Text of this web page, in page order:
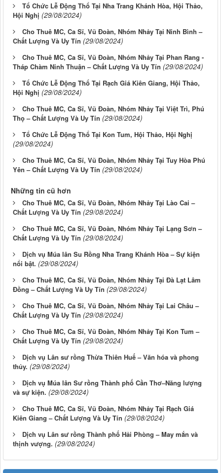
Tổ Chức Lễ Động Thổ Tại Nha Trang Khánh Hòa, Hội Thảo,
Hội Nghị (29/08/2024)
Cho Thuê MC, Ca Sĩ, Vũ Đoàn, Nhóm Nhảy Tại Ninh Bình –
Chất Lượng Và Uy Tín (29/08/2024)
Cho Thuê MC, Ca Sĩ, Vũ Đoàn, Nhóm Nhảy Tại Phan Rang -
Tháp Chàm Ninh Thuận – Chất Lượng Và Uy Tín (29/08/2024)
Tổ Chức Lễ Động Thổ Tại Rạch Giá Kiên Giang, Hội Thảo,
Hội Nghị (29/08/2024)
Cho Thuê MC, Ca Sĩ, Vũ Đoàn, Nhóm Nhảy Tại Việt Trì, Phú
Thọ – Chất Lượng Và Uy Tín (29/08/2024)
Tổ Chức Lễ Động Thổ Tại Kon Tum, Hội Thảo, Hội Nghị
(29/08/2024)
Cho Thuê MC, Ca Sĩ, Vũ Đoàn, Nhóm Nhảy Tại Tuy Hòa Phú
Yên – Chất Lượng Và Uy Tín (29/08/2024)
Những tin cũ hơn
Cho Thuê MC, Ca Sĩ, Vũ Đoàn, Nhóm Nhảy Tại Lào Cai –
Chất Lượng Và Uy Tín (29/08/2024)
Cho Thuê MC, Ca Sĩ, Vũ Đoàn, Nhóm Nhảy Tại Lạng Sơn –
Chất Lượng Và Uy Tín (29/08/2024)
Dịch vụ Múa lân Su Rồng Nha Trang Khánh Hòa – Sự kiện
nổi bật. (29/08/2024)
Cho Thuê MC, Ca Sĩ, Vũ Đoàn, Nhóm Nhảy Tại Đà Lạt Lâm
Đồng – Chất Lượng Và Uy Tín (29/08/2024)
Cho Thuê MC, Ca Sĩ, Vũ Đoàn, Nhóm Nhảy Tại Lai Châu –
Chất Lượng Và Uy Tín (29/08/2024)
Cho Thuê MC, Ca Sĩ, Vũ Đoàn, Nhóm Nhảy Tại Kon Tum –
Chất Lượng Và Uy Tín (29/08/2024)
Dịch vụ Lân sư rồng Thừa Thiên Huế – Văn hóa và phong
thủy. (29/08/2024)
Dịch vụ Múa lân Sư rồng Thành phố Cần Thơ–Năng lượng
và sự kiện. (29/08/2024)
Cho Thuê MC, Ca Sĩ, Vũ Đoàn, Nhóm Nhảy Tại Rạch Giá
Kiên Giang – Chất Lượng Và Uy Tín (29/08/2024)
Dịch vụ Lân sư rồng Thành phố Hải Phòng – May mắn và
thịnh vượng. (29/08/2024)